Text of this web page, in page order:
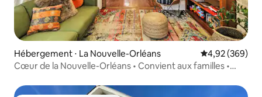
Hébergement ⋅ La Nouvelle-Orléans Évaluation
4,92 (369)
Cœur de la Nouvelle-Orléans • Convient aux familles •